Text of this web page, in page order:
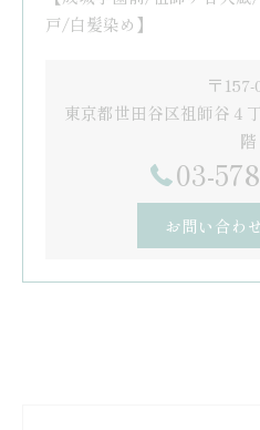
戸/白髪染め】
〒157-
東京都世田谷区祖師谷４
階
03-
お問い合わ